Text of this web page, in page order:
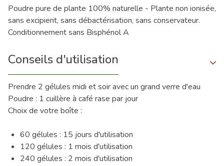
Poudre pure de plante 100% naturelle - Plante non ionisée,
sans excipient, sans débactérisation, sans conservateur.
Conditionnement sans Bisphénol A
Conseils d'utilisation
Prendre 2 gélules midi et soir avec un grand verre d'eau
Poudre : 1 cuillère à café rase par jour
Choix de votre boîte :
60 gélules : 15 jours d'utilisation
120 gélules : 1 mois d'utilisation
240 gélules : 2 mois d'utilisation